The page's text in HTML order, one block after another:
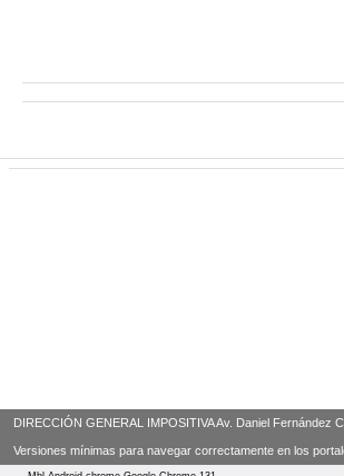
DIRECCIÓN GENERAL IMPOSITIVA Av. Daniel Fernández
Versiones mínimas para navegar correctamente en los